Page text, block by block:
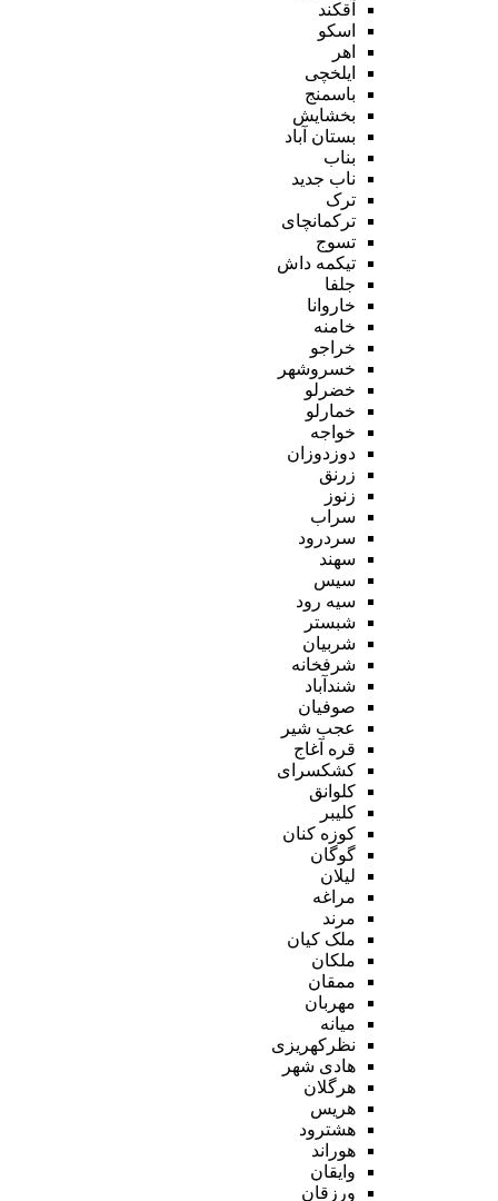
آقکند
اسکو
اهر
ایلخچی
باسمنج
بخشایش
بستان آباد
بناب
ناب جدید
ترک
ترکمانچای
تسوج
تیکمه داش
جلفا
خاروانا
خامنه
خراجو
خسروشهر
خضرلو
خمارلو
خواجه
دوزدوزان
زرنق
زنوز
سراب
سردرود
سهند
سیس
سیه رود
شبستر
شربیان
شرفخانه
شندآباد
صوفیان
عجب شیر
قره آغاج
کشکسرای
کلوانق
کلیبر
کوزه کنان
گوگان
لیلان
مراغه
مرند
ملک کیان
ملکان
ممقان
مهربان
میانه
نظرکهریزی
هادی شهر
هرگلان
هریس
هشترود
هوراند
وایقان
ورزقان